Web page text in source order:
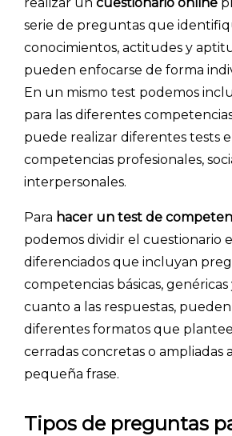
serie de preguntas que
conocimientos, actitudes y
pueden enfocarse de forma
En un mismo test podemos
para las diferentes
puede realizar diferentes tests
competencias profesionales,
interpersonales.
Para hacer un test de
podemos dividir el cuestionario
diferenciados que incluyan
competencias básicas, genéricas
cuanto a las respuestas,
diferentes formatos que
cerradas concretas o ampliadas
pequeña frase.
Tipos de preguntas